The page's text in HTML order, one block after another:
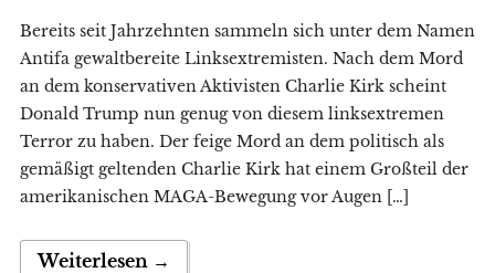
Bereits seit Jahrzehnten sammeln sich unter dem Namen
Antifa gewaltbereite Linksextremisten. Nach dem Mord
an dem konservativen Aktivisten Charlie Kirk scheint
Donald Trump nun genug von diesem linksextremen
Terror zu haben. Der feige Mord an dem politisch als
gemäßigt geltenden Charlie Kirk hat einem Großteil der
amerikanischen MAGA-Bewegung vor Augen […]
Weiterlesen →